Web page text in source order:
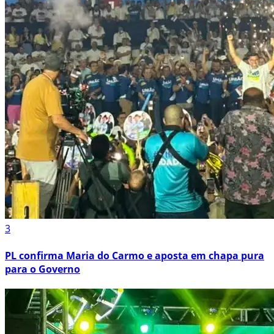
3
PL confirma Maria do Carmo e aposta em chapa pura
para o Governo